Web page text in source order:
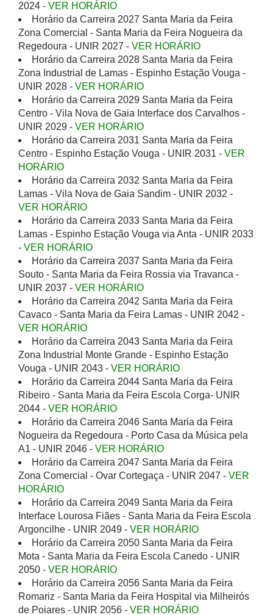
2024 - VER HORÁRIO
Horário da Carreira 2027 Santa Maria da Feira
Zona Comercial - Santa Maria da Feira Nogueira da
Regedoura - UNIR 2027 - VER HORÁRIO
Horário da Carreira 2028 Santa Maria da Feira
Zona Industrial de Lamas - Espinho Estação Vouga -
UNIR 2028 - VER HORÁRIO
Horário da Carreira 2029 Santa Maria da Feira
Centro - Vila Nova de Gaia Interface dos Carvalhos -
UNIR 2029 - VER HORÁRIO
Horário da Carreira 2031 Santa Maria da Feira
Centro - Espinho Estação Vouga - UNIR 2031 - VER
HORÁRIO
Horário da Carreira 2032 Santa Maria da Feira
Lamas - Vila Nova de Gaia Sandim - UNIR 2032 -
VER HORÁRIO
Horário da Carreira 2033 Santa Maria da Feira
Lamas - Espinho Estação Vouga via Anta - UNIR 2033
- VER HORÁRIO
Horário da Carreira 2037 Santa Maria da Feira
Souto - Santa Maria da Feira Rossia via Travanca -
UNIR 2037 - VER HORÁRIO
Horário da Carreira 2042 Santa Maria da Feira
Cavaco - Santa Maria da Feira Lamas - UNIR 2042 -
VER HORÁRIO
Horário da Carreira 2043 Santa Maria da Feira
Zona Industrial Monte Grande - Espinho Estação
Vouga - UNIR 2043 - VER HORÁRIO
Horário da Carreira 2044 Santa Maria da Feira
Ribeiro - Santa Maria da Feira Escola Corga- UNIR
2044 - VER HORÁRIO
Horário da Carreira 2046 Santa Maria da Feira
Nogueira da Regedoura - Porto Casa da Música pela
A1 - UNIR 2046 - VER HORÁRIO
Horário da Carreira 2047 Santa Maria da Feira
Zona Comercial - Ovar Cortegaça - UNIR 2047 - VER
HORÁRIO
Horário da Carreira 2049 Santa Maria da Feira
Interface Lourosa Fiães - Santa Maria da Feira Escola
Argoncilhe - UNIR 2049 - VER HORÁRIO
Horário da Carreira 2050 Santa Maria da Feira
Mota - Santa Maria da Feira Escola Canedo - UNIR
2050 - VER HORÁRIO
Horário da Carreira 2056 Santa Maria da Feira
Romariz - Santa Maria da Feira Hospital via Milheirós
de Poiares - UNIR 2056 - VER HORÁRIO